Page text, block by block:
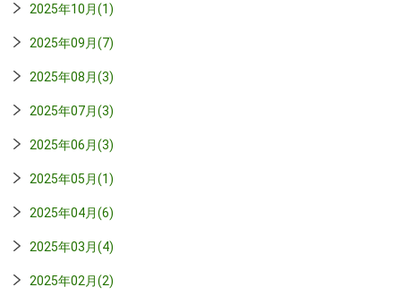
2025年10月(1)
2025年09月(7)
2025年08月(3)
2025年07月(3)
2025年06月(3)
2025年05月(1)
2025年04月(6)
2025年03月(4)
2025年02月(2)